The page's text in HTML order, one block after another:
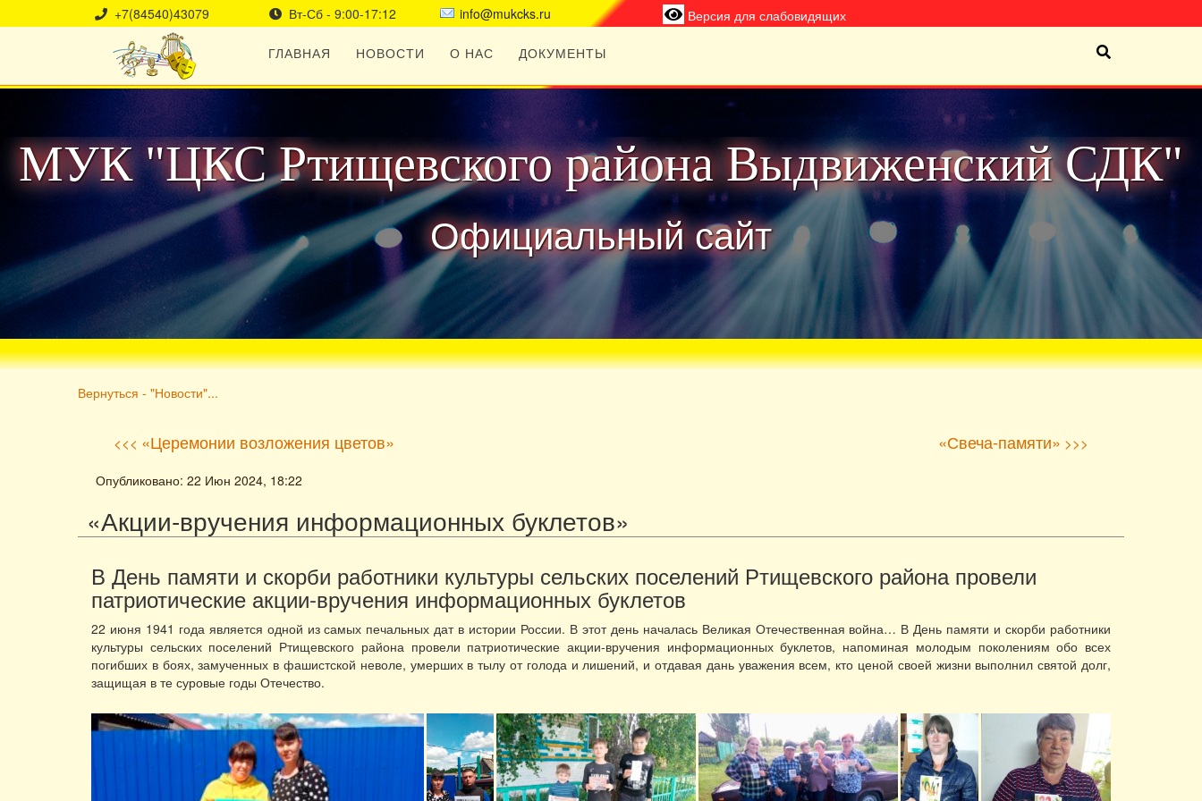
+7(84540)43079 Вт-Сб - 9:00-17:12 info@mukcks.ru Версия для слабовидящих
ГЛАВНАЯ НОВОСТИ О НАС ДОКУМЕНТЫ
МУК "ЦКС Ртищевского района Выдвиженский СДК"
Официальный сайт
Вернуться - "Новости"...
<<< «Церемонии возложения цветов» «Свеча-памяти» >>>
Опубликовано: 22 Июн 2024, 18:22
«Акции-вручения информационных буклетов»
В День памяти и скорби работники культуры сельских поселений Ртищевского района провели
патриотические акции-вручения информационных буклетов
22 июня 1941 года является одной из самых печальных дат в истории России. В этот день началась Великая Отечественная война… В День памяти и скорби работники
культуры сельских поселений Ртищевского района провели патриотические акции-вручения информационных буклетов, напоминая молодым поколениям обо всех
погибших в боях, замученных в фашистской неволе, умерших в тылу от голода и лишений, и отдавая дань уважения всем, кто ценой своей жизни выполнил святой долг,
защищая в те суровые годы Отечество.